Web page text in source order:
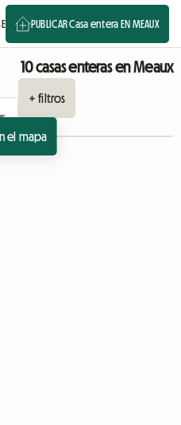
PUBLICAR Casa entera EN MEAUX
10 casas enteras en Meaux
+ filtros
el mapa